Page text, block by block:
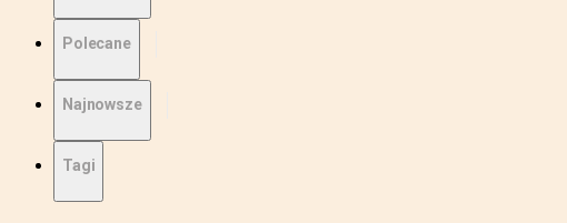
Polecane
Najnowsze
Tagi